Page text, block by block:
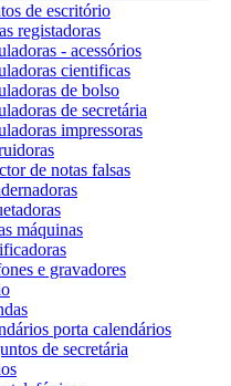
de escritório
registadoras
- acessórios
cientificas
de bolso
de secretária
impressoras
de notas falsas
máquinas
e gravadores
porta calendários
de secretária